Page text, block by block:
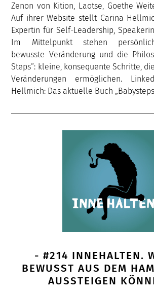
Zenon von Kition, Laotse, Goethe
Auf ihrer Website stellt Carina
Expertin für Self-Leadership,
Im Mittelpunkt stehen
bewusste Veränderung und die
Steps“: kleine, konsequente Schritte,
Veränderungen ermöglichen.
Hellmich: Das aktuelle Buch
- #214 INNEHALTEN.
BEWUSST AUS DEM
AUSSTEIGEN